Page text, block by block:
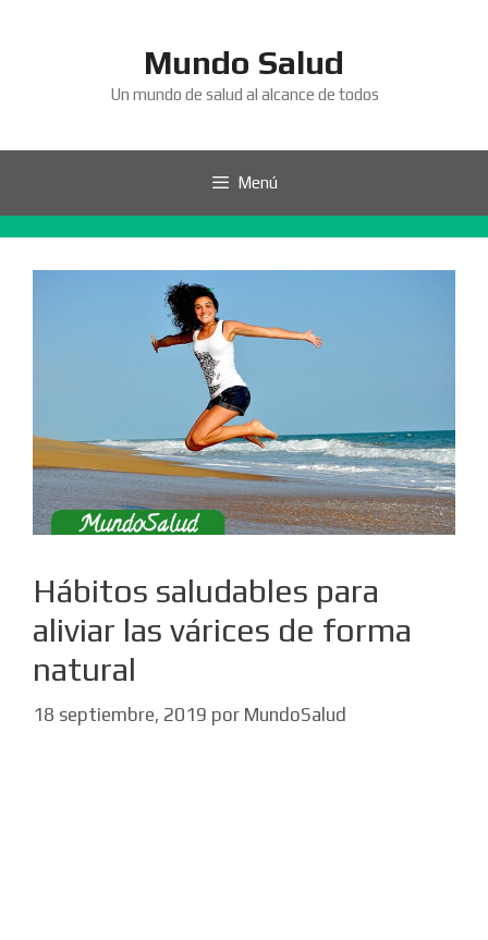
Mundo Salud
Un mundo de salud al alcance de todos
Menú
Hábitos saludables para
aliviar las várices de forma
natural
18 septiembre, 2019 por MundoSalud